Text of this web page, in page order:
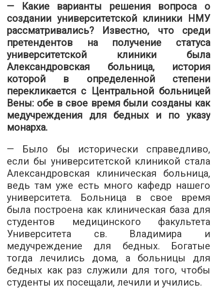
— Какие варианты решения вопроса о
создании университетской клиники НМУ
рассматривались? Известно, что среди
претендентов на получение статуса
университетской клиники была
Александровская больница, история
которой в определенной степени
перекликается с Центральной больницей
Вены: обе в свое время были созданы как
медучреждения для бедных и по указу
монарха.
— Было бы исторически справедливо,
если бы университетской клиникой стала
Александровская клиническая больница,
ведь там уже есть много кафедр нашего
университета. Больница в свое время
была построена как клиническая база для
студентов медицинского факультета
Университета св. Владимира и
медучреждение для бедных. Богатые
тогда лечились дома, а больницы для
бедных как раз служили для того, чтобы
студенты их посещали, лечили и учились.